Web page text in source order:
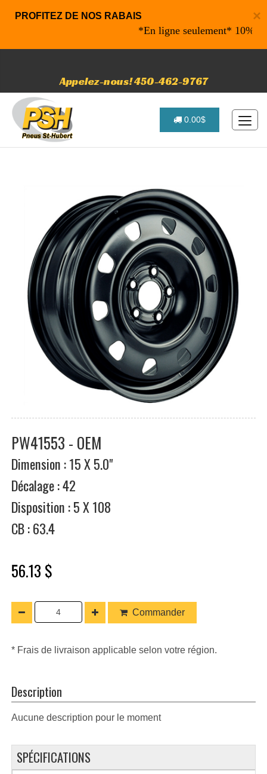
×
PROFITEZ DE NOS RABAIS
*En ligne seulement* 10% de
Appelez-nous! 450-462-9767
0.00$
PW41553 - OEM
Dimension : 15 X 5.0"
Décalage : 42
Disposition : 5 X 108
CB : 63.4
56.13 $
Commander
* Frais de livraison applicable selon votre région.
Description
Aucune description pour le moment
SPÉCIFICATIONS